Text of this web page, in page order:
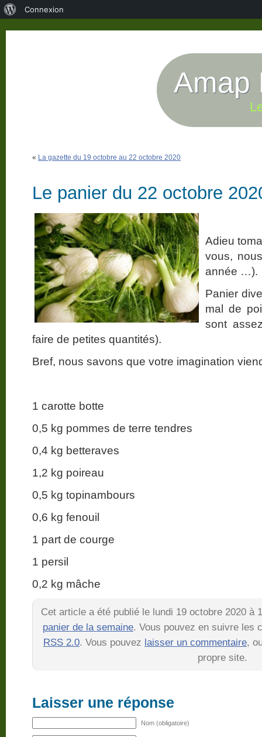
Amap
« La gazette du 19 octobre au 22 octobre 2020
Le panier du 22 octobre
Adieu
vous,
année …).
Panier
mal de
sont
faire de petites quantités).
Bref, nous savons que votre imagination
1 carotte botte
0,5 kg pommes de terre tendres
0,4 kg betteraves
1,2 kg poireau
0,5 kg topinambours
0,6 kg fenouil
1 part de courge
1 persil
0,2 kg mâche
Cet article a été publié le lundi 19 octobre 2020
panier de la semaine. Vous pouvez en suivre les
RSS 2.0. Vous pouvez laisser un commentaire,
propre site.
Laisser une réponse
Nom (obligatoire)
Connexion